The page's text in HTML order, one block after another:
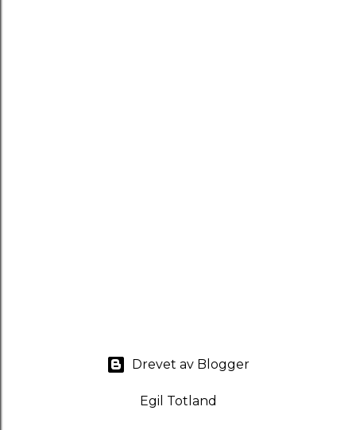
Drevet av Blogger
Egil Totland